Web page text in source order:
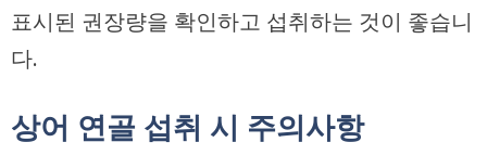
표시된 권장량을 확인하고 섭취하는 것이 좋습니
다.
상어 연골 섭취 시 주의사항